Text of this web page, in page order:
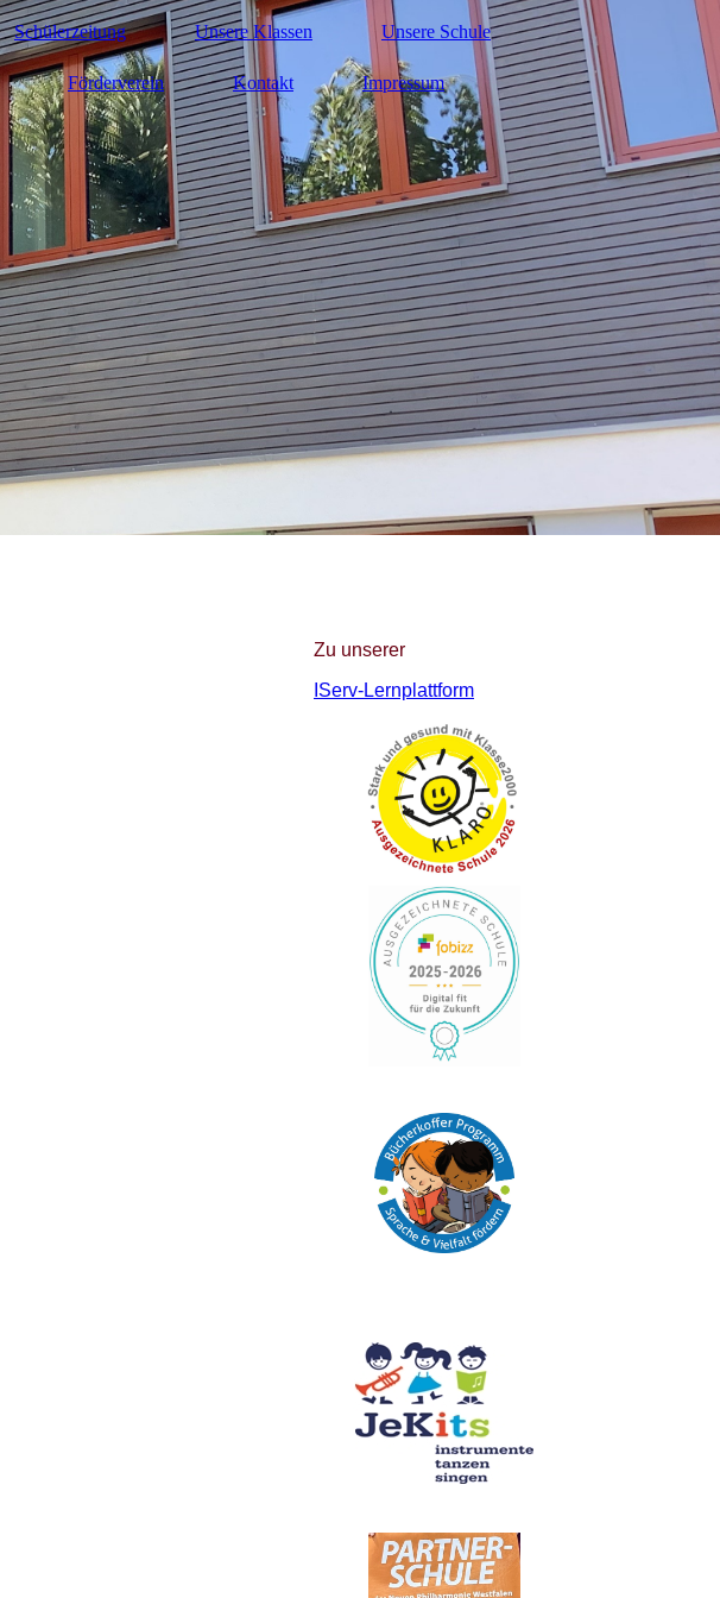
Schülerzeitung Unsere Klassen Unsere Schule
Förderverein Kontakt Impressum
Zu unserer
IServ-Lernplattform